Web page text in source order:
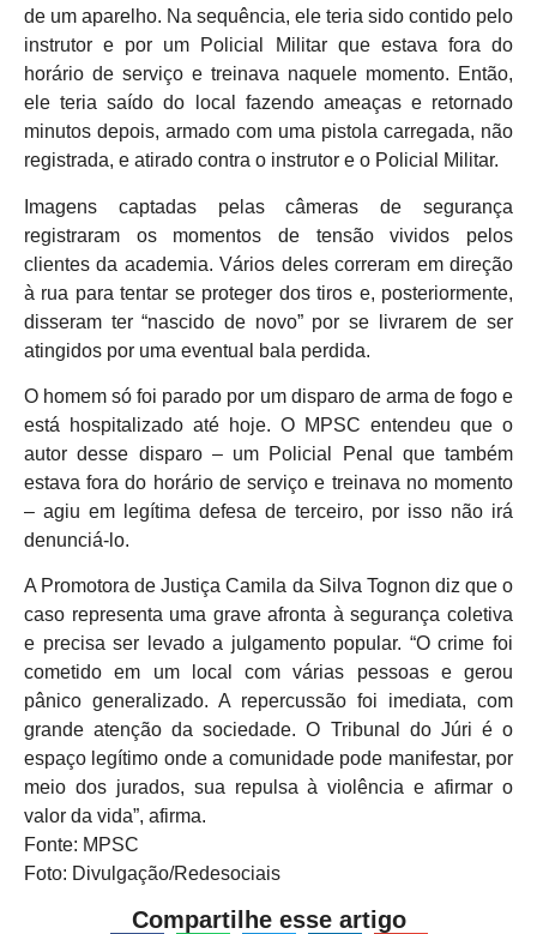
de um aparelho. Na sequência, ele teria sido contido pelo
instrutor e por um Policial Militar que estava fora do
horário de serviço e treinava naquele momento. Então,
ele teria saído do local fazendo ameaças e retornado
minutos depois, armado com uma pistola carregada, não
registrada, e atirado contra o instrutor e o Policial Militar.
Imagens captadas pelas câmeras de segurança
registraram os momentos de tensão vividos pelos
clientes da academia. Vários deles correram em direção
à rua para tentar se proteger dos tiros e, posteriormente,
disseram ter “nascido de novo” por se livrarem de ser
atingidos por uma eventual bala perdida.
O homem só foi parado por um disparo de arma de fogo e
está hospitalizado até hoje. O MPSC entendeu que o
autor desse disparo – um Policial Penal que também
estava fora do horário de serviço e treinava no momento
– agiu em legítima defesa de terceiro, por isso não irá
denunciá-lo.
A Promotora de Justiça Camila da Silva Tognon diz que o
caso representa uma grave afronta à segurança coletiva
e precisa ser levado a julgamento popular. “O crime foi
cometido em um local com várias pessoas e gerou
pânico generalizado. A repercussão foi imediata, com
grande atenção da sociedade. O Tribunal do Júri é o
espaço legítimo onde a comunidade pode manifestar, por
meio dos jurados, sua repulsa à violência e afirmar o
valor da vida”, afirma.
Fonte: MPSC
Foto: Divulgação/Redesociais
Compartilhe esse artigo